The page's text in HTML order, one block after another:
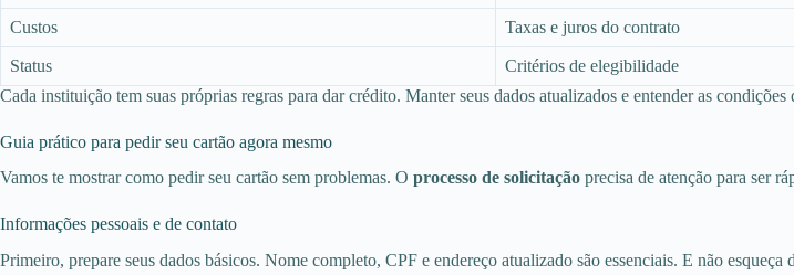
Custos Taxas e juros do contrato
Status Critérios de elegibilidade
Cada instituição tem suas próprias regras para dar crédito. Manter seus dados atualizados e entender as
Guia prático para pedir seu cartão agora mesmo
Vamos te mostrar como pedir seu cartão sem problemas. O processo de solicitação precisa de atenção para ser
Informações pessoais e de contato
Primeiro, prepare seus dados básicos. Nome completo, CPF e endereço atualizado são essenciais. E não